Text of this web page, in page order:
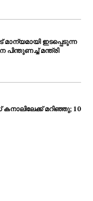
ഇടപ്പെടുന്ന
മന്ത്രി
മറിഞ്ഞു; 10